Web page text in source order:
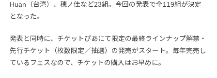
Huan（台湾）、穂ノ佳など23組。今回の発表で全119組が決定
となった。
発表と同時に、チケットぴあにて限定の最終ラインナップ解禁・
先行チケット（枚数限定／抽選）の発売がスタート。毎年完売し
ているフェスなので、チケットの購入はお早めに。